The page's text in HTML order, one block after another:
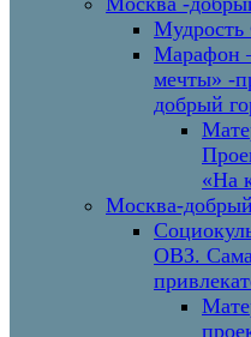
Марафон
мечты» -
добрый
«На
Москва-
ОВЗ.